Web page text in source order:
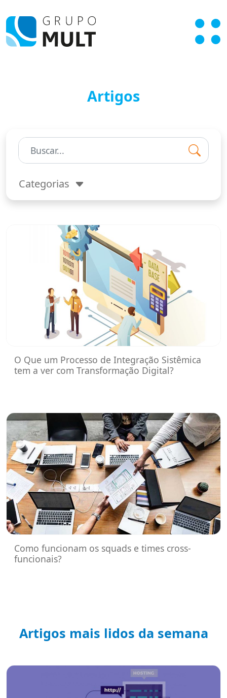
Artigos
Categorias
Pesquisar:
O Que um Processo de Integração Sistêmica
tem a ver com Transformação Digital?
Como funcionam os squads e times cross-
funcionais?
Artigos mais lidos da semana